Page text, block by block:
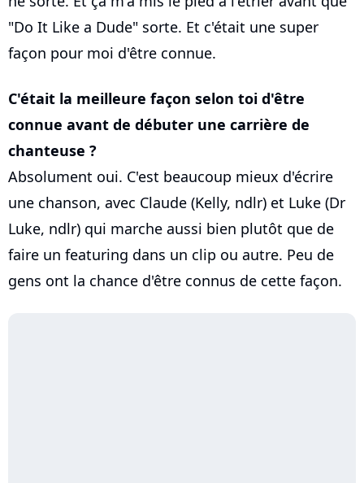
"Do It Like a Dude" sorte. Et c'était une super
façon pour moi d'être connue.
C'était la meilleure façon selon toi d'être
connue avant de débuter une carrière de
chanteuse ?
Absolument oui. C'est beaucoup mieux d'écrire
une chanson, avec Claude (Kelly, ndlr) et Luke (Dr
Luke, ndlr) qui marche aussi bien plutôt que de
faire un featuring dans un clip ou autre. Peu de
gens ont la chance d'être connus de cette façon.